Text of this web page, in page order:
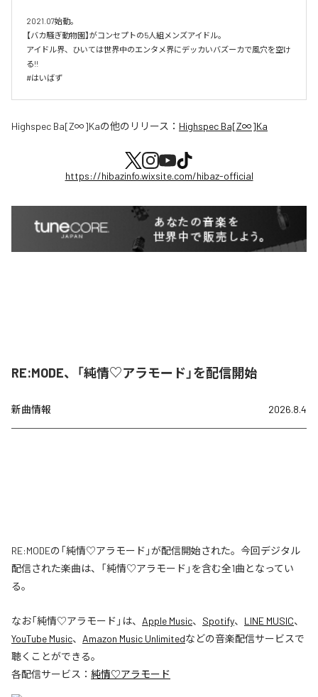
2021.07始動。
【バカ騒ぎ動物園】がコンセプトの5人組メンズアイドル。
アイドル界、ひいては世界中のエンタメ界にデッカいバズーカで風穴を空け
る!!
#はいばず
Highspec Ba[Z∞]Kaの他のリリース： Highspec Ba[Z∞]Ka
https://hibazinfo.wixsite.com/hibaz-official
RE:MODE、「純情♡アラモード」を配信開始
新曲情報 2026.8.4
RE:MODEの「純情♡アラモード」が配信開始された。今回デジタル
配信された楽曲は、「純情♡アラモード」を含む全1曲となってい
る。
なお「純情♡アラモード 」は、 Apple Music、 Spotify、 LINE MUSIC、
YouTube Music、 Amazon Music Unlimitedなどの音楽配信サービスで
聴くことができる。
各配信サービス： 純情♡アラモード